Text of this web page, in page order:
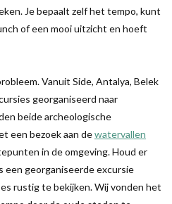
Je bepaalt zelf het tempo, kunt
of een mooi uitzicht en hoeft
Vanuit Side, Antalya, Belek
georganiseerd naar
beide archeologische
een bezoek aan dewatervallen
in de omgeving. Houd er
een georganiseerde excursie
rustig te bekijken. Wij vonden het